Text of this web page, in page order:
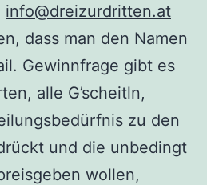
info@dreizurdritten.at
dass man den Namen
Gewinnfrage gibt es
alle G’scheitln,
zu den
und die unbedingt
wollen,